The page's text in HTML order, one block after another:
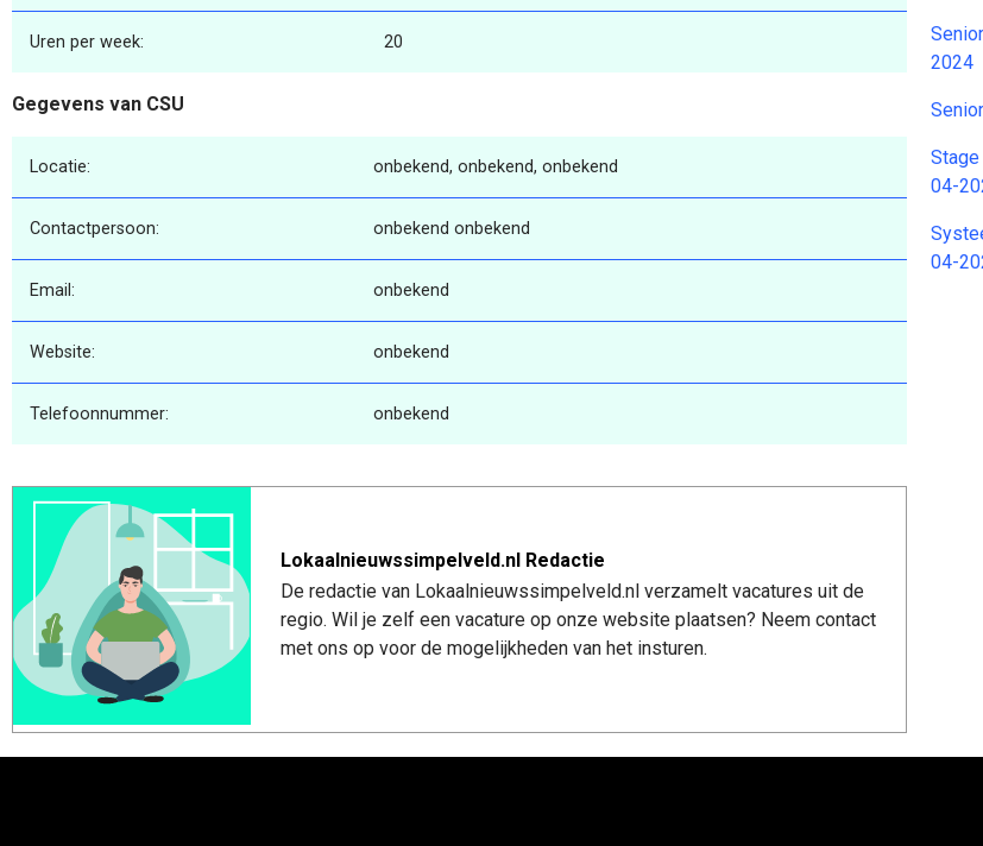
Uren per week: 20
Gegevens van CSU
Locatie: onbekend, onbekend, onbekend
Contactpersoon: onbekend onbekend
Email: onbekend
Website: onbekend
Telefoonnummer: onbekend
Lokaalnieuwssimpelveld.nl Redactie
De redactie van Lokaalnieuwssimpelveld.nl verzamelt vacatures uit de
regio. Wil je zelf een vacature op onze website plaatsen? Neem contact
met ons op voor de mogelijkheden van het insturen.
2024
04-
04-